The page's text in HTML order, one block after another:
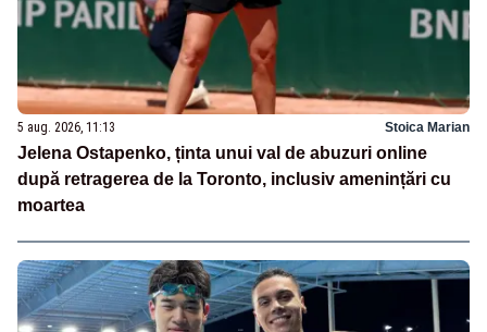
5 aug. 2026, 11:13 Stoica Marian
Jelena Ostapenko, ținta unui val de abuzuri online
după retragerea de la Toronto, inclusiv amenințări cu
moartea